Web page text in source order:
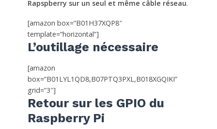
Rapspberry sur un seul et même câble réseau.
[amazon box=”B01H37XQP8″
template=”horizontal”]
L’outillage nécessaire
[amazon
box=”B01LYL1QD8,B07PTQ3PXL,B018XGQIKI”
grid=”3″]
Retour sur les GPIO du
Raspberry Pi